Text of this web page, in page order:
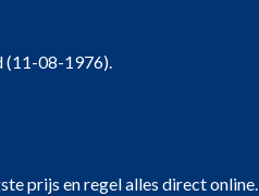
(11-08-1976).
prijs en regel alles direct online.